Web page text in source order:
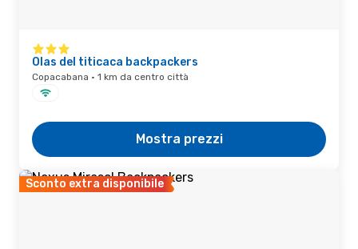
Olas del titicaca backpackers
Copacabana · 1 km da centro città
Mostra prezzi
Sconto extra disponibile